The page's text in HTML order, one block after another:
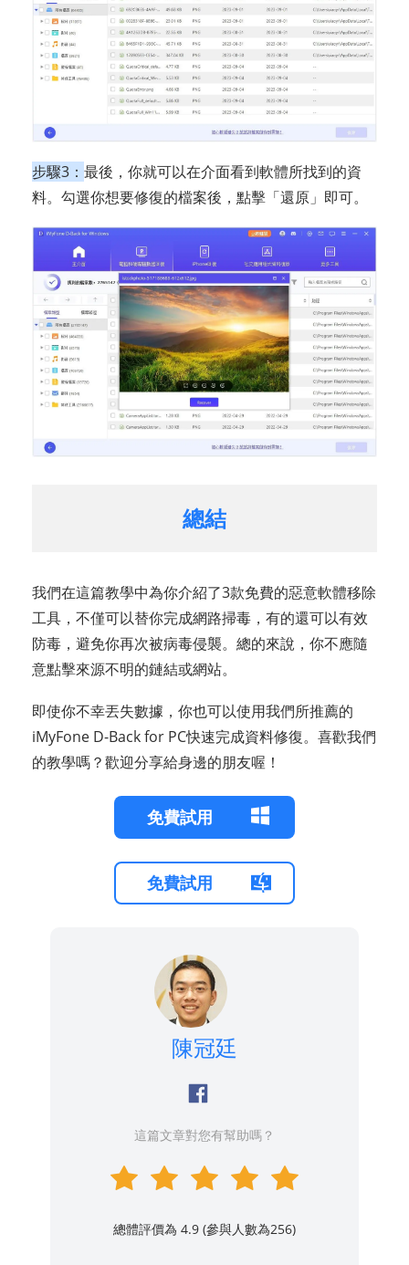
步驟3： 最後，你就可以在介面看到軟體所找到的資
料。勾選你想要修復的檔案後，點擊「還原」即可。
總結
我們在這篇教學中為你介紹了3款免費的惡意軟體移除
工具，不僅可以替你完成網路掃毒，有的還可以有效
防毒，避免你再次被病毒侵襲。總的來說，你不應隨
意點擊來源不明的鏈結或網站。
即使你不幸丟失數據，你也可以使用我們所推薦的
iMyFone D-Back for PC快速完成資料修復。喜歡我們
的教學嗎？歡迎分享給身邊的朋友喔！
免費試用
免費試用
陳冠廷
這篇文章對您有幫助嗎？
總體評價為 4.9 (參與人數為256)